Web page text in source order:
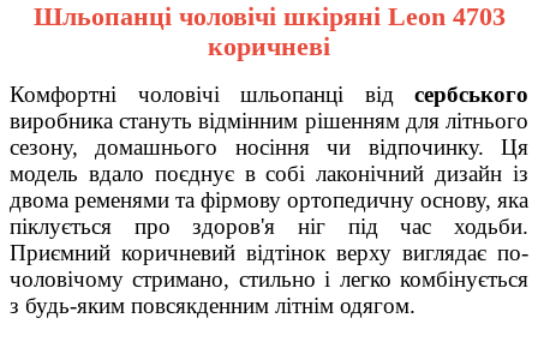
Шльопанці чоловічі шкіряні Leon 4703
коричневі
Комфортні чоловічі шльопанці від сербського
виробника стануть відмінним рішенням для літнього
сезону, домашнього носіння чи відпочинку. Ця
модель вдало поєднує в собі лаконічний дизайн із
двома ременями та фірмову ортопедичну основу, яка
піклується про здоров'я ніг під час ходьби.
Приємний коричневий відтінок верху виглядає по-
чоловічому стримано, стильно і легко комбінується
з будь-яким повсякденним літнім одягом.